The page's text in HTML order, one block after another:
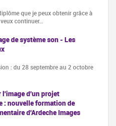
que je peux obtenir grâce à
continuer…
de système son - Les
: du 28 septembre au 2 octobre
l'image d'un projet
: nouvelle formation de
d'Ardeche Images